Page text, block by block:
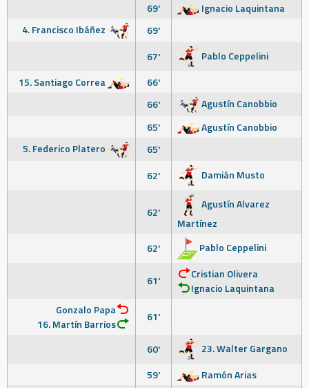
69'
Ignacio Laquintana
4. Francisco Ibáñez
69'
67'
Pablo Ceppelini
15. Santiago Correa
66'
66'
Agustín Canobbio
65'
Agustín Canobbio
5. Federico Platero
65'
62'
Damián Musto
62'
Agustín Alvarez
Martínez
62'
Pablo Ceppelini
61'
Cristian Olivera
Ignacio Laquintana
Gonzalo Papa
16. Martín Barrios
61'
60'
23. Walter Gargano
59'
Ramón Arias